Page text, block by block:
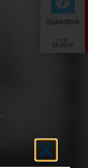
Speedtest